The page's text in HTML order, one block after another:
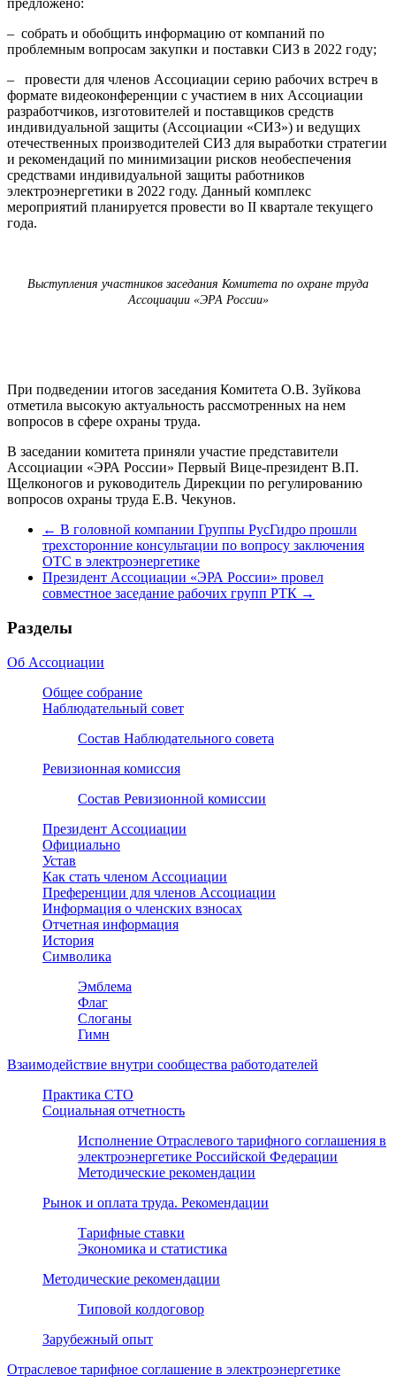
предложено:
– собрать и обобщить информацию от компаний по
проблемным вопросам закупки и поставки СИЗ в 2022 году;
– провести для членов Ассоциации серию рабочих встреч в
формате видеоконференции с участием в них Ассоциации
разработчиков, изготовителей и поставщиков средств
индивидуальной защиты (Ассоциации «СИЗ») и ведущих
отечественных производителей СИЗ для выработки стратегии
и рекомендаций по минимизации рисков необеспечения
средствами индивидуальной защиты работников
электроэнергетики в 2022 году. Данный комплекс
мероприятий планируется провести во II квартале текущего
года.
Выступления участников заседания Комитета по охране труда
Ассоциации «ЭРА России»
При подведении итогов заседания Комитета О.В. Зуйкова
отметила высокую актуальность рассмотренных на нем
вопросов в сфере охраны труда.
В заседании комитета приняли участие представители
Ассоциации «ЭРА России» Первый Вице-президент В.П.
Щелконогов и руководитель Дирекции по регулированию
вопросов охраны труда Е.В. Чекунов.
← В головной компании Группы РусГидро прошли
трехсторонние консультации по вопросу заключения
ОТС в электроэнергетике
Президент Ассоциации «ЭРА России» провел
совместное заседание рабочих групп РТК →
Разделы
Об Ассоциации
Общее собрание
Наблюдательный совет
Состав Наблюдательного совета
Ревизионная комиссия
Состав Ревизионной комиссии
Президент Ассоциации
Официально
Устав
Как стать членом Ассоциации
Преференции для членов Ассоциации
Информация о членских взносах
Отчетная информация
История
Символика
Эмблема
Флаг
Слоганы
Гимн
Взаимодействие внутри сообщества работодателей
Практика СТО
Социальная отчетность
Исполнение Отраслевого тарифного соглашения в
электроэнергетике Российской Федерации
Методические рекомендации
Рынок и оплата труда. Рекомендации
Тарифные ставки
Экономика и статистика
Методические рекомендации
Типовой колдоговор
Зарубежный опыт
Отраслевое тарифное соглашение в электроэнергетике